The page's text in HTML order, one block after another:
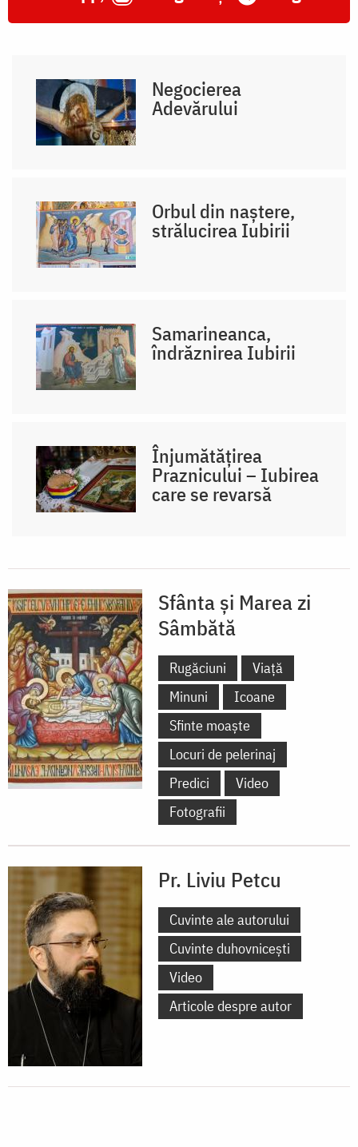
Negocierea
Adevărului
Orbul din naștere,
strălucirea Iubirii
Samarineanca,
îndrăznirea Iubirii
Înjumătățirea
Praznicului – Iubirea
care se revarsă
Sfânta și Marea zi
Sâmbătă
Rugăciuni
Viață
Minuni
Icoane
Sfinte moaște
Locuri de pelerinaj
Predici
Video
Fotografii
Pr. Liviu Petcu
Cuvinte ale autorului
Cuvinte duhovnicești
Video
Articole despre autor